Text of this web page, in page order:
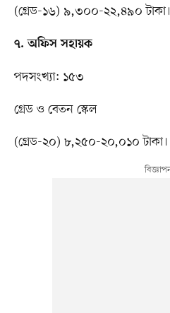
(গ্রেড-১৬) ৯,৩০০-২২,৪৯০ টাকা।
৭. অফিস সহায়ক
পদসংখ্যা: ১৫৩
গ্রেড ও বেতন স্কেল
(গ্রেড-২০) ৮,২৫০-২০,০১০ টাকা।